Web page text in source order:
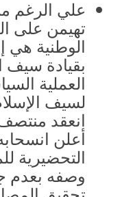
علي الرغم
تهيمن على
الوطنية هي
بقيادة سيف
العملية
لسيف
انعقد
أعلن
التحضيرية
وصفه بعدم